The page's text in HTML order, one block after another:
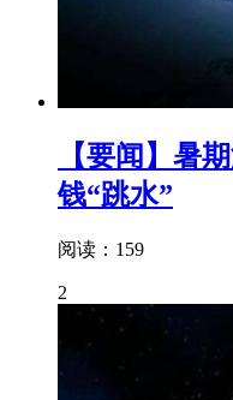
【要闻】暑
钱“跳水”
阅读：159
2